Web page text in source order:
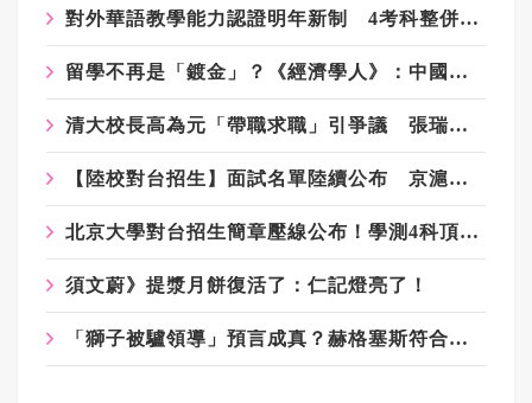
對外華語教學能力認證明年新制 4考科整併為2科、報名費少200元
留學不再是「鍍金」？《經濟學人》：中國留學生退潮 西方失人才、中國也恐吃虧
清大校長高為元「帶職求職」引爭議 張瑞雄：公開信「道錯歉」
【陸校對台招生】面試名單陸續公布 京滬名校「要10人」逾40人通過初審
北京大學對台招生簡章壓線公布！學測4科頂標、名額「寧缺毋濫」
須文蔚》提漿月餅復活了：仁記燈亮了！
「獅子被驢領導」預言成真？赫格塞斯符合軍事無能3特徵 《軍事無能心理學》半世紀後受矚目